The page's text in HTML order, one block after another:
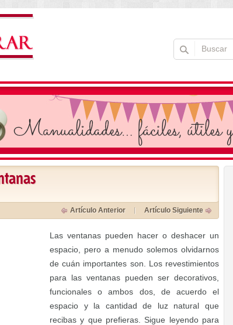
Artículo Anterior Artículo Siguiente
Las ventanas pueden hacer o deshacer un
espacio, pero a menudo solemos olvidarnos
de cuán importantes son. Los revestimientos
para las ventanas pueden ser decorativos,
funcionales o ambos dos, de acuerdo el
espacio y la cantidad de luz natural que
recibas y que prefieras. Sigue leyendo para